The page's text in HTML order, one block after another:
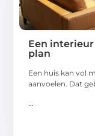
Een
plan
Een huis kan vol
aanvoelen. Dat
...